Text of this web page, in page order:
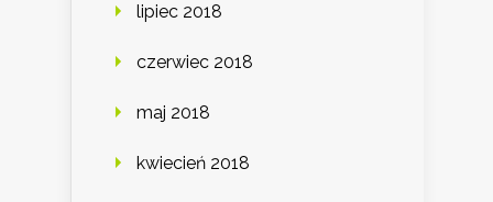
lipiec 2018
czerwiec 2018
maj 2018
kwiecień 2018